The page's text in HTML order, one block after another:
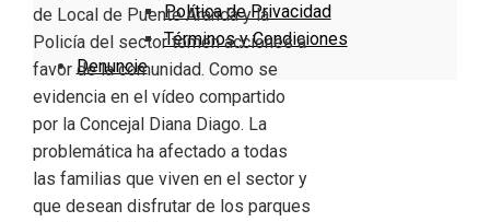
Política de Privacidad
Términos y Condiciones
Denuncie
de Local de Puente Aranda y la
Policía del sector tomen acciones a
favor de la comunidad. Como se
evidencia en el vídeo compartido
por la Concejal Diana Diago. La
problemática ha afectado a todas
las familias que viven en el sector y
que desean disfrutar de los parques